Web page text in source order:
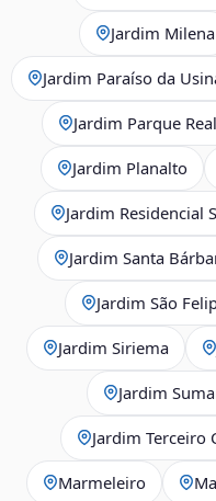
Jardim Milena
Jardim Paraíso da
Jardim Parque
Jardim Planalto
Jardim Residencial
Jardim Santa
Jardim São
Jardim Siriema
Jardim
Jardim Terceiro
Marmeleiro